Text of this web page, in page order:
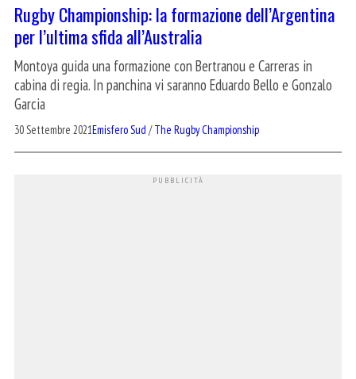
Rugby Championship: la formazione dell’Argentina
per l’ultima sfida all’Australia
Montoya guida una formazione con Bertranou e Carreras in
cabina di regia. In panchina vi saranno Eduardo Bello e Gonzalo
Garcia
30 Settembre 2021Emisfero Sud /The Rugby Championship